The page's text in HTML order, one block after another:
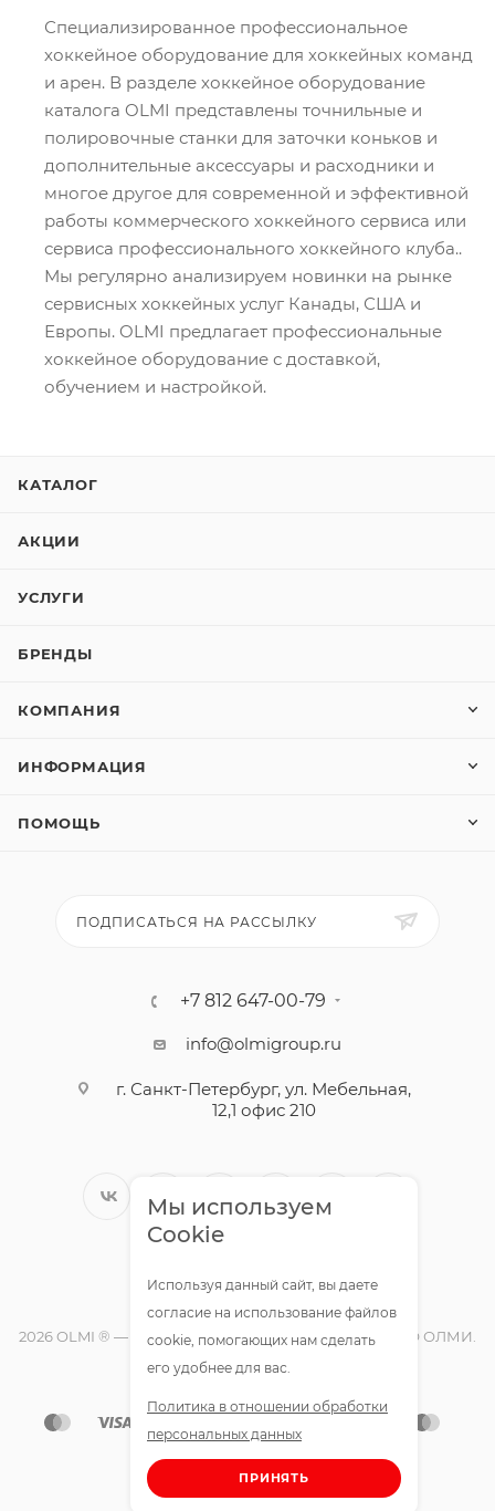
Специализированное профессиональное
хоккейное оборудование для хоккейных команд
и арен. В разделе хоккейное оборудование
каталога OLMI представлены точнильные и
полировочные станки для заточки коньков и
дополнительные аксессуары и расходники и
многое другое для современной и эффективной
работы коммерческого хоккейного сервиса или
сервиса профессионального хоккейного клуба..
Мы регулярно анализируем новинки на рынке
сервисных хоккейных услуг Канады, США и
Европы. OLMI предлагает профессиональные
хоккейное оборудование с доставкой,
обучением и настройкой.
КАТАЛОГ
АКЦИИ
УСЛУГИ
БРЕНДЫ
КОМПАНИЯ
ИНФОРМАЦИЯ
ПОМОЩЬ
ПОДПИСАТЬСЯ НА РАССЫЛКУ
+7 812 647-00-79
info@olmigroup.ru
г. Санкт-Петербург, ул. Мебельная,
12,1 офис 210
2026 OLMI ® — официальный интернет-магазин ООО ОЛМИ.
Все права защищены.
Мы используем
Cookie
Используя данный сайт, вы даете
согласие на использование файлов
cookie, помогающих нам сделать
его удобнее для вас.
Политика в отношении обработки
персональных данных
ПРИНЯТЬ